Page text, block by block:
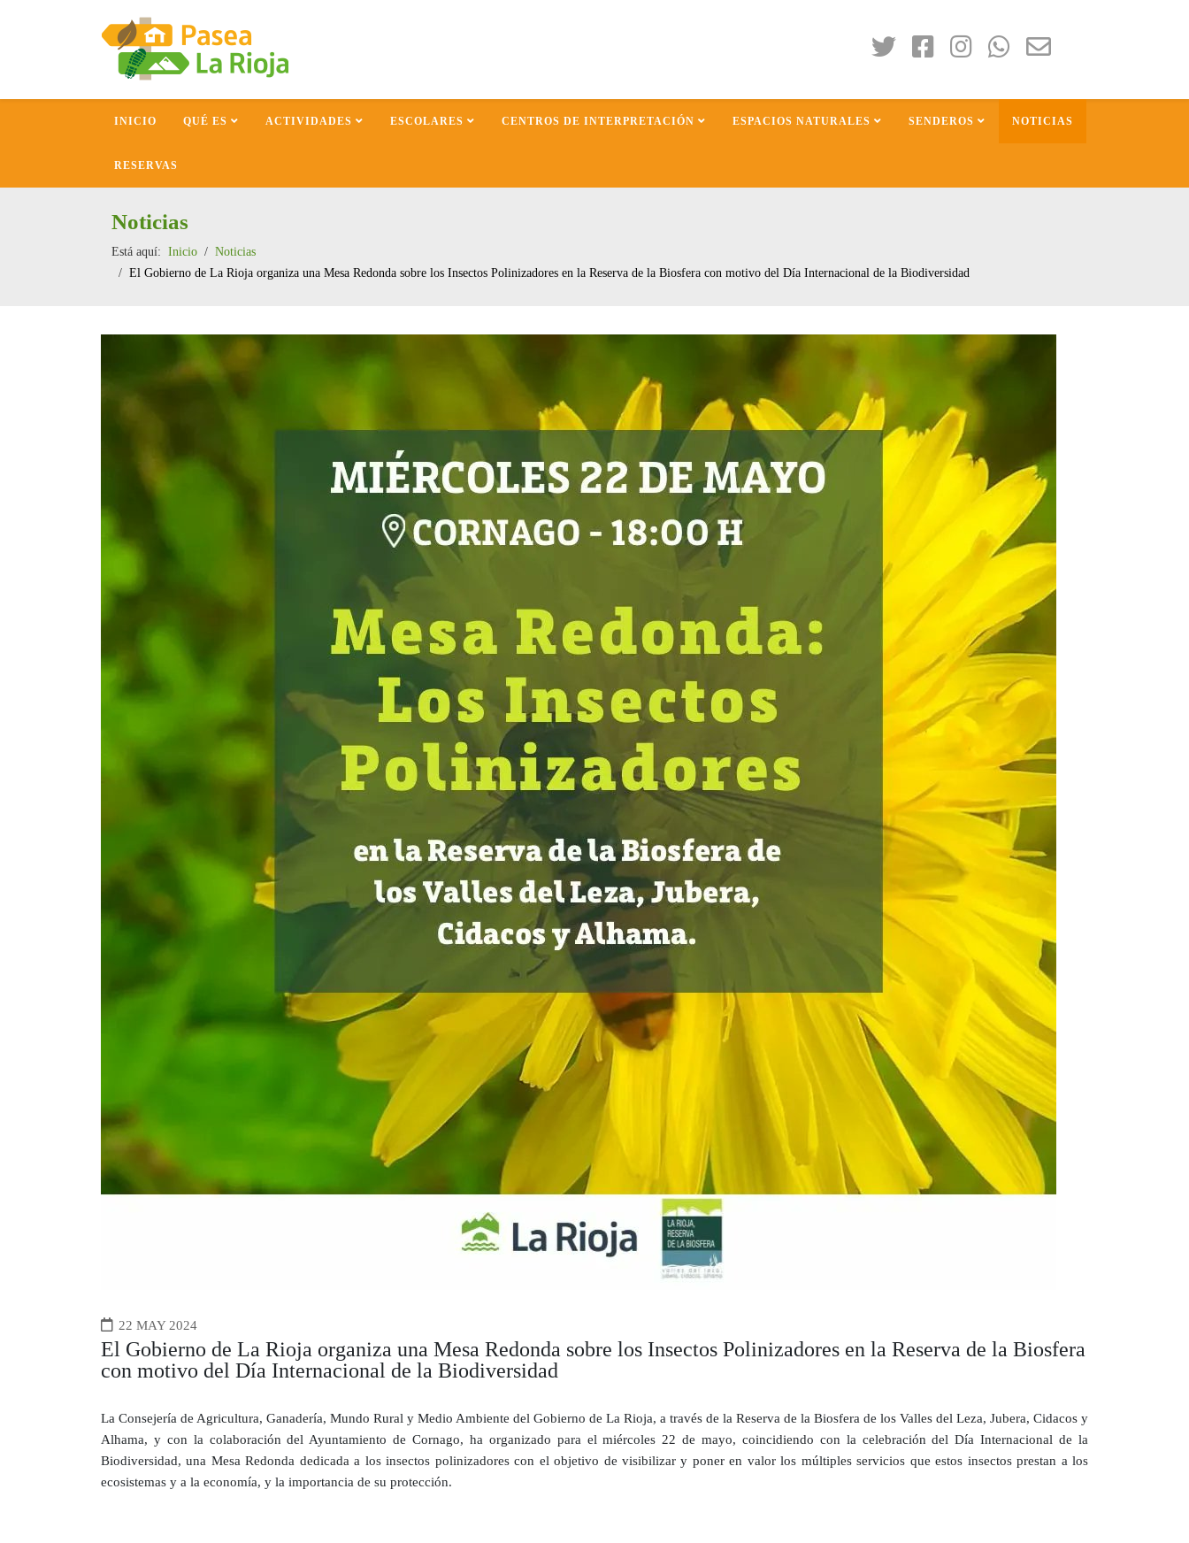
INICIO QUÉ ES ACTIVIDADES ESCOLARES CENTROS DE INTERPRETACIÓN ESPACIOS NATURALES SENDEROS NOTICIAS
RESERVAS
Noticias
Está aquí: Inicio
Noticias
El Gobierno de La Rioja organiza una Mesa Redonda sobre los Insectos Polinizadores en la Reserva de la Biosfera con motivo del Día Internacional de la Biodiversidad
22 MAY 2024
El Gobierno de La Rioja organiza una Mesa Redonda sobre los Insectos Polinizadores en la Reserva de la Biosfera
con motivo del Día Internacional de la Biodiversidad
La Consejería de Agricultura, Ganadería, Mundo Rural y Medio Ambiente del Gobierno de La Rioja, a través de la Reserva de la Biosfera de los Valles del Leza, Jubera, Cidacos y
Alhama, y con la colaboración del Ayuntamiento de Cornago, ha organizado para el miércoles 22 de mayo, coincidiendo con la celebración del Día Internacional de la
Biodiversidad, una Mesa Redonda dedicada a los insectos polinizadores con el objetivo de visibilizar y poner en valor los múltiples servicios que estos insectos prestan a los
ecosistemas y a la economía, y la importancia de su protección.